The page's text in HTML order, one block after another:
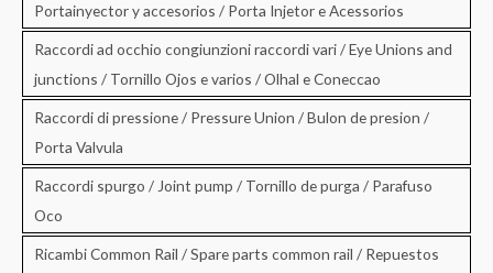
Portainyector y accesorios / Porta Injetor e Acessorios
Raccordi ad occhio congiunzioni raccordi vari / Eye Unions and
junctions / Tornillo Ojos e varios / Olhal e Coneccao
Raccordi di pressione / Pressure Union / Bulon de presion /
Porta Valvula
Raccordi spurgo / Joint pump / Tornillo de purga / Parafuso
Oco
Ricambi Common Rail / Spare parts common rail / Repuestos